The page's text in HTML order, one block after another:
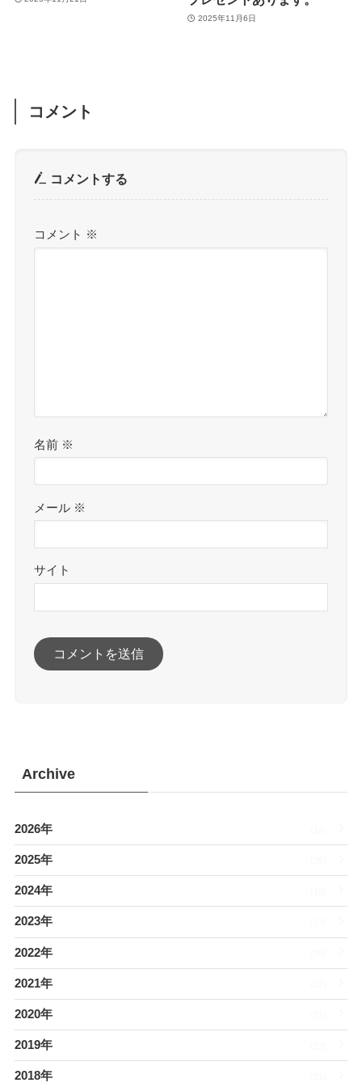
2025年11月6日
コメント
コメントする
コメント ※
名前 ※
メール ※
サイト
Archive
2026年
2025年
2024年
2023年
2022年
2021年
2020年
2019年
2018年